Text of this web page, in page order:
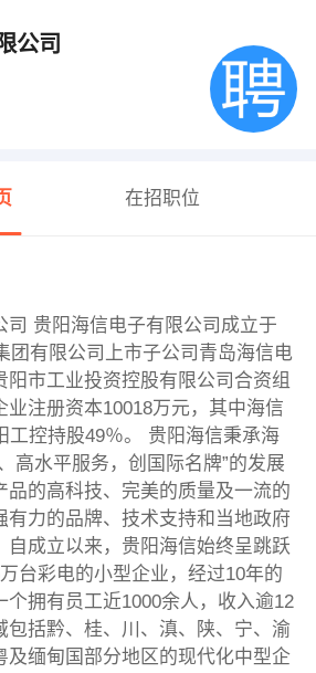
公司
在招职位
司 贵阳海信电子有限公司成立于
团有限公司上市子公司青岛海信电
阳市工业投资控股有限公司合资组
业注册资本10018万元，其中海信
工控持股49％。 贵阳海信秉承海
高水平服务，创国际名牌”的发展
品的高科技、完美的质量及一流的
有力的品牌、技术支持和当地政府
自成立以来，贵阳海信始终呈跳跃
台彩电的小型企业，经过10年的
个拥有员工近1000余人，收入逾12
包括黔、桂、川、滇、陕、宁、渝
及缅甸国部分地区的现代化中型企